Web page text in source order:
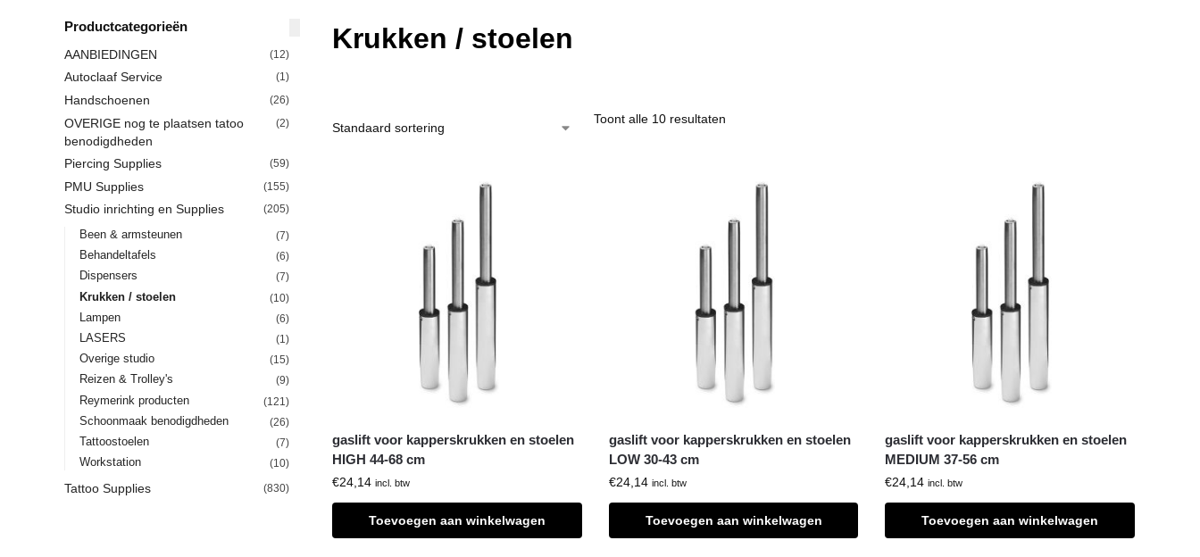
Krukken / stoelen
Toont alle 10 resultaten
gaslift voor kapperskrukken en stoelen
HIGH 44-68 cm
€24,14 incl. btw
Toevoegen aan winkelwagen
gaslift voor kapperskrukken en stoelen
LOW 30-43 cm
€24,14 incl. btw
Toevoegen aan winkelwagen
gaslift voor kapperskrukken en stoelen
MEDIUM 37-56 cm
€24,14 incl. btw
Toevoegen aan winkelwagen
Productcategorieën
AANBIEDINGEN (12)
Autoclaaf Service (1)
Handschoenen (26)
OVERIGE nog te plaatsen tatoo
benodigdheden
(2)
Piercing Supplies (59)
PMU Supplies (155)
Studio inrichting en Supplies (205)
Been & armsteunen (7)
Behandeltafels (6)
Dispensers (7)
Krukken / stoelen (10)
Lampen (6)
LASERS (1)
Overige studio (15)
Reizen & Trolley's (9)
Reymerink producten (121)
Schoonmaak benodigdheden (26)
Tattoostoelen (7)
Workstation (10)
Tattoo Supplies (830)